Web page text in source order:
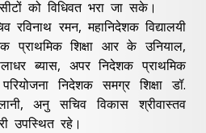
को विधिवत भरा जा सके।
रविनाथ रमन, महानिदेशक विद्यालयी
प्राथमिक शिक्षा आर के उनियाल,
ब्यास, अपर निदेशक प्राथमिक
निदेशक समग्र शिक्षा डॉ.
अनु सचिव विकास श्रीवास्तव
उपस्थित रहे।